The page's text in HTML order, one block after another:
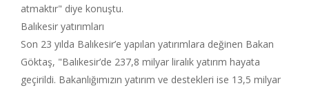
atmaktır" diye konuştu.
Balıkesir yatırımları
Son 23 yılda Balıkesir’e yapılan yatırımlara değinen Bakan
Göktaş, "Balıkesir’de 237,8 milyar liralık yatırım hayata
geçirildi. Bakanlığımızın yatırım ve destekleri ise 13,5 milyar